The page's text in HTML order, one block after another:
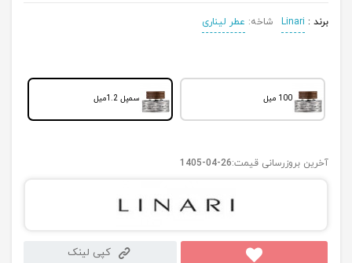
برند : Linari شاخه: عطر لیناری
100 میل سمپل 1.2میل
آخرین بروزرسانی قیمت:1405-04-26
کپی لینک